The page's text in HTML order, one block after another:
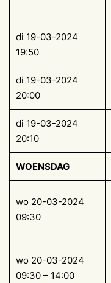
di 19-03-2024
19:50
di 19-03-2024
20:00
di 19-03-2024
20:10
WOENSDAG
wo 20-03-2024
09:30
wo 20-03-2024
09:30 – 14:00